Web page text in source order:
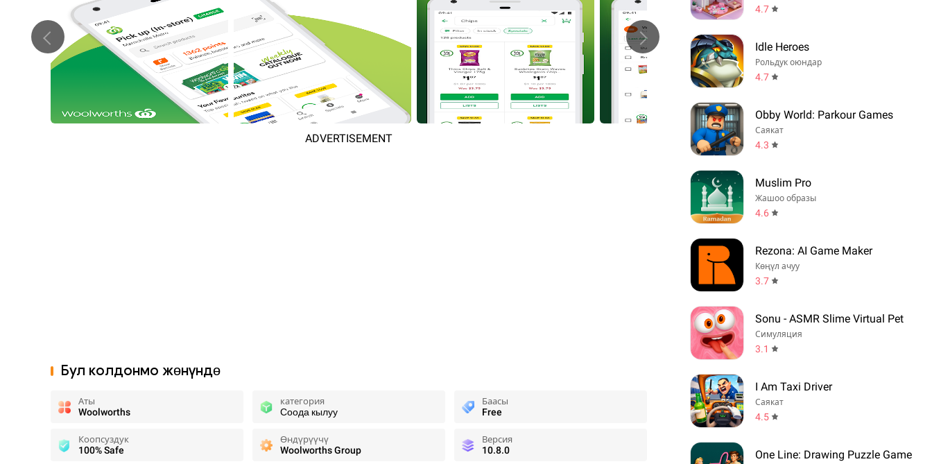
ADVERTISEMENT
Бул колдонмо жөнүндө
Аты
Woolworths
категория
Соода кылуу
Баасы
Free
Коопсуздук
100% Safe
Өндүрүүчү
Woolworths Group
Версия
10.8.0
4.7
Idle Heroes
Рольдук оюндар
4.7
Obby World: Parkour Games
Саякат
4.3
Muslim Pro
Жашоо образы
4.6
Rezona: AI Game Maker
Көңүл ачуу
3.7
Sonu - ASMR Slime Virtual Pet
Симуляция
3.1
I Am Taxi Driver
Саякат
4.5
One Line: Drawing Puzzle Game